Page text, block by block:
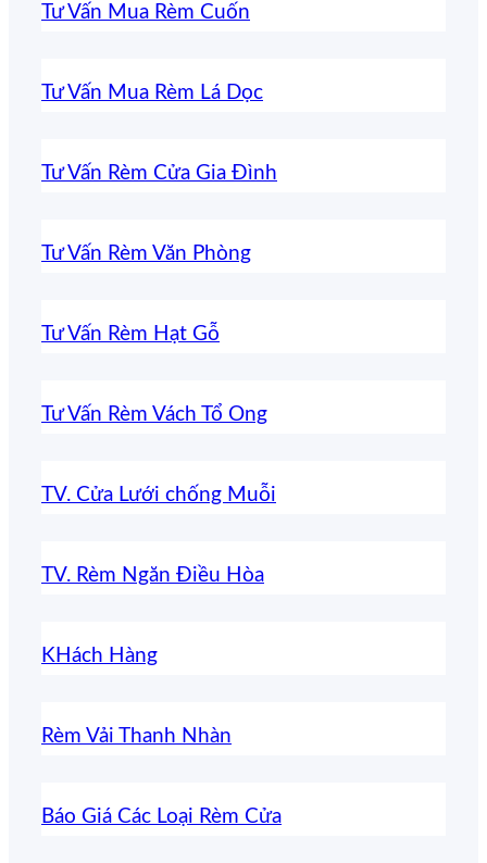
Tư Vấn Mua Rèm Cuốn
Tư Vấn Mua Rèm Lá Dọc
Tư Vấn Rèm Cửa Gia Đình
Tư Vấn Rèm Văn Phòng
Tư Vấn Rèm Hạt Gỗ
Tư Vấn Rèm Vách Tổ Ong
TV. Cửa Lưới chống Muỗi
TV. Rèm Ngăn Điều Hòa
KHách Hàng
Rèm Vải Thanh Nhàn
Báo Giá Các Loại Rèm Cửa